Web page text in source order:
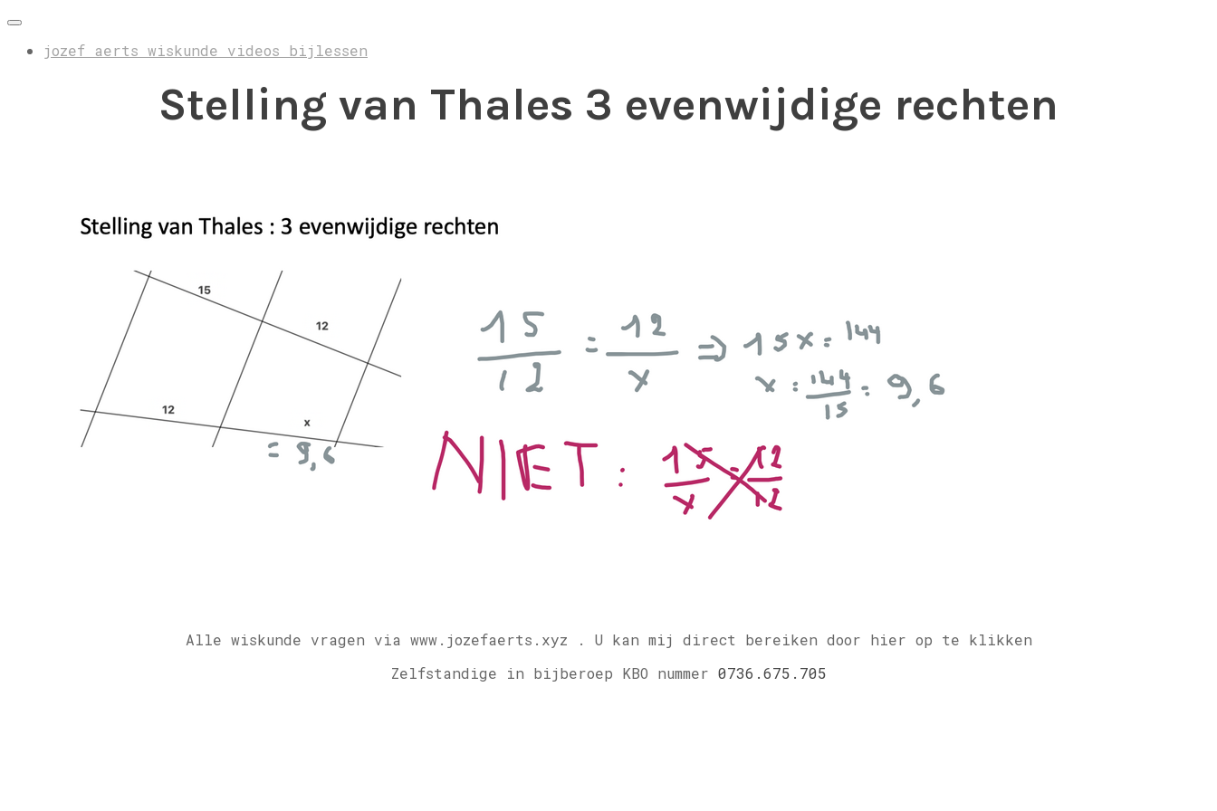
jozef aerts wiskunde videos bijlessen
Stelling van Thales 3 evenwijdige rechten
Alle wiskunde vragen via www.jozefaerts.xyz . U kan mij direct bereiken door hier op te klikken
Zelfstandige in bijberoep KBO nummer 0736.675.705